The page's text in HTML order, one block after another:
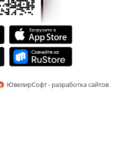
ЮвелирСофт - разработка сайтов